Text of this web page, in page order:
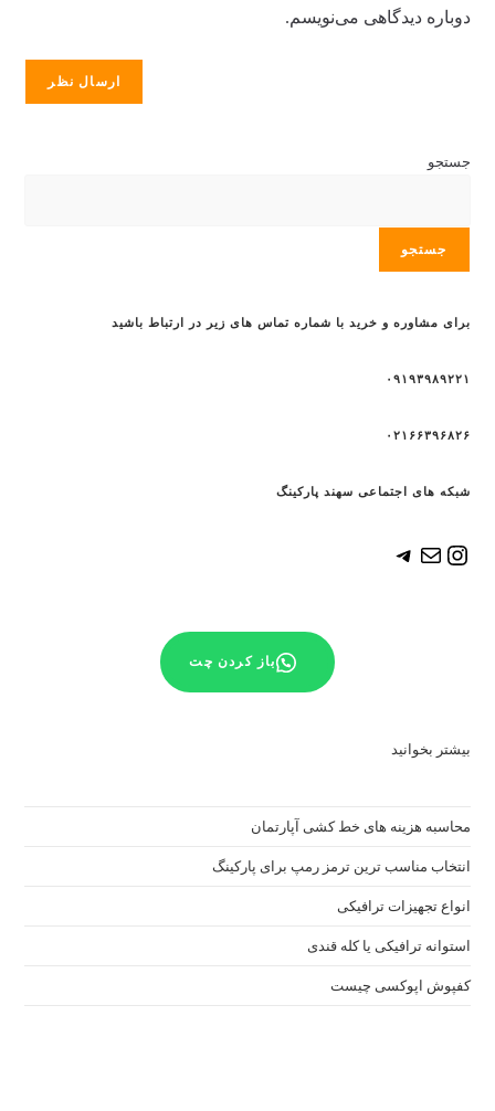
دوباره دیدگاهی می‌نویسم.
جستجو
جستجو
برای مشاوره و خرید با شماره تماس های زیر در ارتباط باشید
۰۹۱۹۳۹۸۹۲۲۱
۰۲۱۶۶۳۹۶۸۲۶
شبکه های اجتماعی سهند پارکینگ
باز کردن چت
بیشتر بخوانید
محاسبه هزینه های خط کشی آپارتمان
انتخاب مناسب ترین ترمز رمپ برای پارکینگ
انواع تجهیزات ترافیکی
استوانه ترافیکی یا کله قندی
کفپوش اپوکسی چیست